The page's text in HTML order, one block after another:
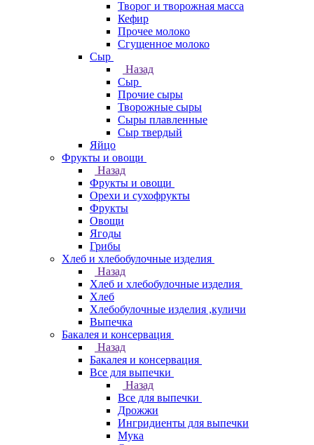
Творог и творожная масса
Кефир
Прочее молоко
Сгущенное молоко
Сыр
Назад
Сыр
Прочие сыры
Творожные сыры
Сыры плавленные
Сыр твердый
Яйцо
Фрукты и овощи
Назад
Фрукты и овощи
Орехи и сухофрукты
Фрукты
Овощи
Ягоды
Грибы
Хлеб и хлебобулочные изделия
Назад
Хлеб и хлебобулочные изделия
Хлеб
Хлебобулочные изделия ,куличи
Выпечка
Бакалея и консервация
Назад
Бакалея и консервация
Все для выпечки
Назад
Все для выпечки
Дрожжи
Ингридиенты для выпечки
Мука